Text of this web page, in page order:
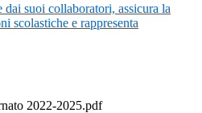
suoi collaboratori, assicura la
scolastiche e rappresenta
2022-2025.pdf